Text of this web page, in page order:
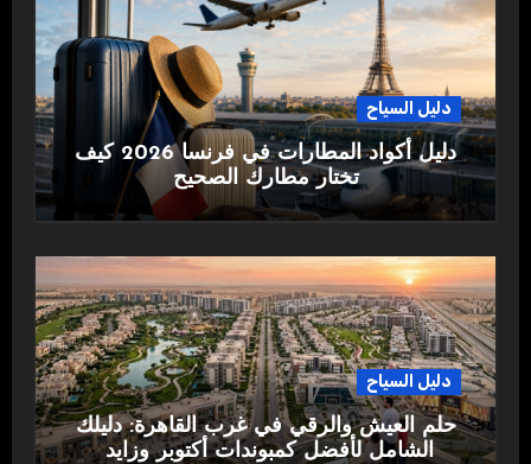
دليل السياح
دليل أكواد المطارات في فرنسا 2026 كيف
تختار مطارك الصحيح
دليل السياح
حلم العيش والرقي في غرب القاهرة: دليلك
الشامل لأفضل كمبوندات أكتوبر وزايد